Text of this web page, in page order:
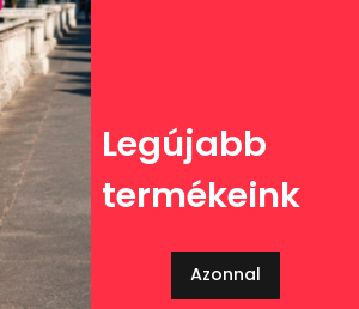
Legújabb
termékeink
Azonnal